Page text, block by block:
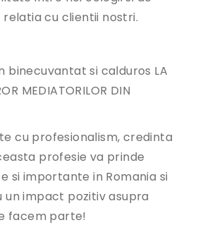
cu clientii nostri.
binecuvantat si calduros LA
MEDIATORILOR DIN
cu profesionalism, credinta
profesie va prinde
si importante in Romania si
un impact pozitiv asupra
facem parte!